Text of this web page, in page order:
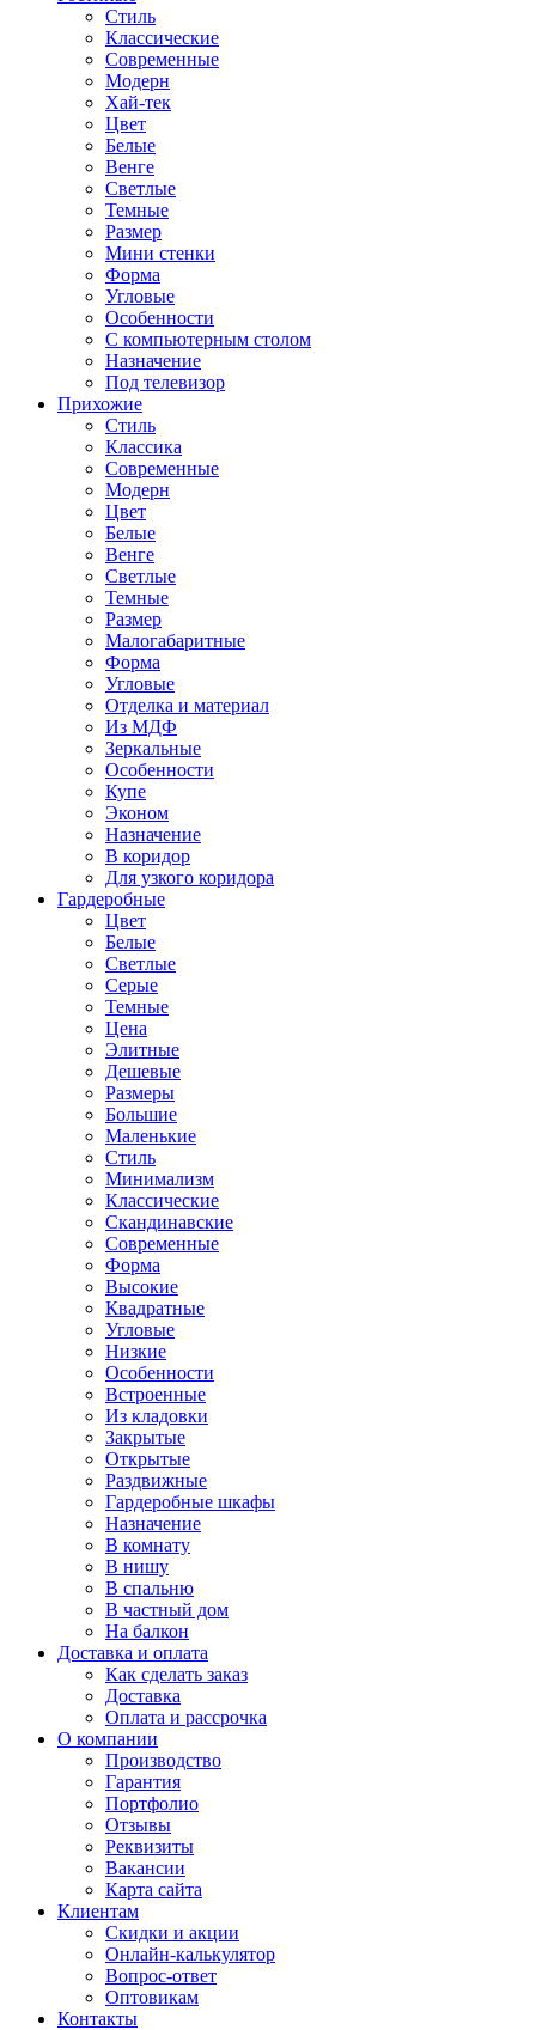
Стиль
Классические
Современные
Модерн
Хай-тек
Цвет
Белые
Венге
Светлые
Темные
Размер
Мини стенки
Форма
Угловые
Особенности
С компьютерным столом
Назначение
Под телевизор
Прихожие
Стиль
Классика
Современные
Модерн
Цвет
Белые
Венге
Светлые
Темные
Размер
Малогабаритные
Форма
Угловые
Отделка и материал
Из МДФ
Зеркальные
Особенности
Купе
Эконом
Назначение
В коридор
Для узкого коридора
Гардеробные
Цвет
Белые
Светлые
Серые
Темные
Цена
Элитные
Дешевые
Размеры
Большие
Маленькие
Стиль
Минимализм
Классические
Скандинавские
Современные
Форма
Высокие
Квадратные
Угловые
Низкие
Особенности
Встроенные
Из кладовки
Закрытые
Открытые
Раздвижные
Гардеробные шкафы
Назначение
В комнату
В нишу
В спальню
В частный дом
На балкон
Доставка и оплата
Как сделать заказ
Доставка
Оплата и рассрочка
О компании
Производство
Гарантия
Портфолио
Отзывы
Реквизиты
Вакансии
Карта сайта
Клиентам
Скидки и акции
Онлайн-калькулятор
Вопрос-ответ
Оптовикам
Контакты